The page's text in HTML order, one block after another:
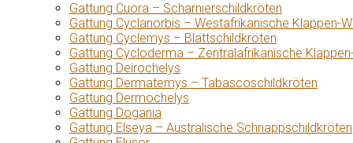
Gattung Cuora – Scharnierschildkröten
Gattung Cyclanorbis – Westafrikanische Klappen-
Gattung Cyclemys – Blattschildkröten
Gattung Cycloderma – Zentralafrikanische
Gattung Deirochelys
Gattung Dermatemys – Tabascoschildkröten
Gattung Dermochelys
Gattung Dogania
Gattung Elseya – Australische Schnappschildkröten